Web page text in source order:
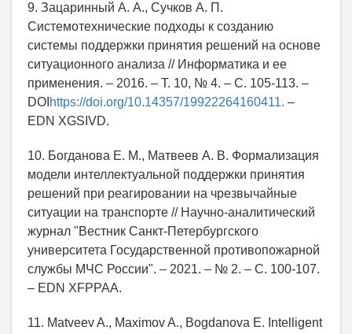
9. Зацаринный А. А., Сучков А. П.
Системотехнические подходы к созданию
системы поддержки принятия решений на основе
ситуационного анализа // Информатика и ее
применения. – 2016. – Т. 10, № 4. – С. 105-113. –
DOI https://doi.org/10.14357/19922264160411. –
EDN XGSIVD.
10. Богданова Е. М., Матвеев А. В. Формализация
модели интеллектуальной поддержки принятия
решений при реагировании на чрезвычайные
ситуации на транспорте // Научно-аналитический
журнал "Вестник Санкт-Петербургского
университета Государственной противопожарной
службы МЧС России". – 2021. – № 2. – С. 100-107.
– EDN XFPPAA.
11. Matveev A., Maximov A., Bogdanova E. Intelligent